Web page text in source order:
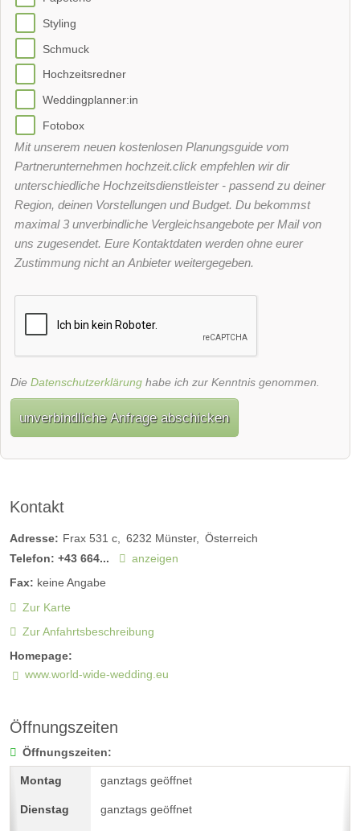
Styling
Schmuck
Hochzeitsredner
Weddingplanner:in
Fotobox
Mit unserem neuen kostenlosen Planungsguide vom
Partnerunternehmen hochzeit.click empfehlen wir dir
unterschiedliche Hochzeitsdienstleister - passend zu deiner
Region, deinen Vorstellungen und Budget. Du bekommst
maximal 3 unverbindliche Vergleichsangebote per Mail von
uns zugesendet. Eure Kontaktdaten werden ohne eurer
Zustimmung nicht an Anbieter weitergegeben.
Die Datenschutzerklärung habe ich zur Kenntnis genommen.
unverbindliche Anfrage abschicken
Kontakt
Adresse: Frax 531 c 6232 Münster
Österreich
Telefon: +43 664...
anzeigen
Fax: keine Angabe
Zur Karte
Zur Anfahrtsbeschreibung
Homepage:
www.world-wide-wedding.eu
Öffnungszeiten
Öffnungszeiten:
ganztags geöffnet
ganztags geöffnet